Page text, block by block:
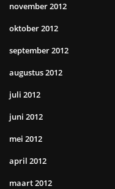
november 2012
oktober 2012
september 2012
augustus 2012
juli 2012
juni 2012
mei 2012
april 2012
maart 2012